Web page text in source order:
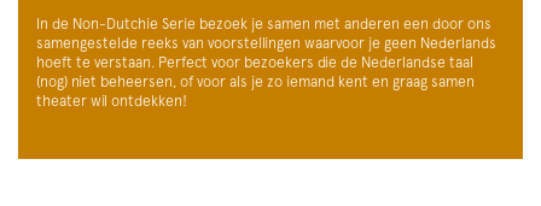
In de Non-Dutchie Serie bezoek je samen met anderen een door ons
samengestelde reeks van voorstellingen waarvoor je geen Nederlands
hoeft te verstaan. Perfect voor bezoekers die de Nederlandse taal
(nog) niet beheersen, of voor als je zo iemand kent en graag samen
theater wil ontdekken!